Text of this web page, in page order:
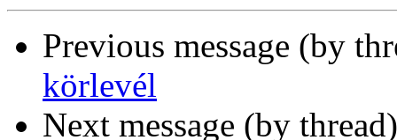
Previous message (by
körlevél
Next message (by